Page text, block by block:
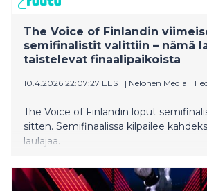
The Voice of Finlandin
semifinalistit valittiin – nämä
taistelevat finaalipaikoista
10.4.2026 22:07:27 EEST | Nelonen Media |
The Voice of Finlandin loput
sitten. Semifinaalissa kilpailee
laulajaa.